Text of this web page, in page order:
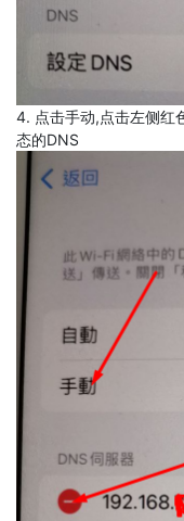
4. 点击手动,点击左侧红
态的DNS